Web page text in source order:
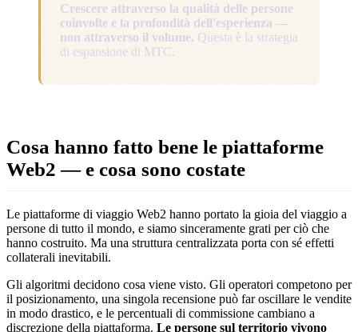
Crescere attraverso la qualità delle persone
coinvolte e la profondità dell'esperienza —
non attraverso il volume. Questa è la strategia
di espansione di MTC.
Cosa hanno fatto bene le piattaforme
Web2 — e cosa sono costate
Le piattaforme di viaggio Web2 hanno portato la gioia del viaggio a
persone di tutto il mondo, e siamo sinceramente grati per ciò che
hanno costruito. Ma una struttura centralizzata porta con sé effetti
collaterali inevitabili.
Gli algoritmi decidono cosa viene visto. Gli operatori competono per
il posizionamento, una singola recensione può far oscillare le vendite
in modo drastico, e le percentuali di commissione cambiano a
discrezione della piattaforma. Le persone sul territorio vivono